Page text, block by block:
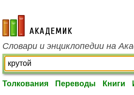
academic.ru
Словари и энциклопедии на
Толкования Переводы Книги